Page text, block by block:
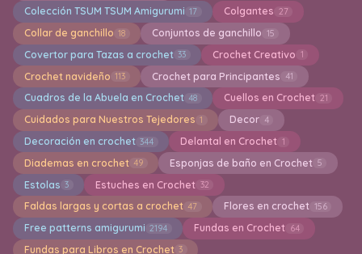
Colección TSUM TSUM Amigurumi 17 Colgantes 27
Collar de ganchillo 18 Conjuntos de ganchillo 15
Covertor para Tazas a crochet 33 Crochet Creativo 1
Crochet navideño 113 Crochet para Principantes 41
Cuadros de la Abuela en Crochet 48 Cuellos en Crochet 21
Cuidados para Nuestros Tejedores 1 Decor 4
Decoración en crochet 344 Delantal en Crochet 1
Diademas en crochet 49 Esponjas de baño en Crochet 5
Estolas 3 Estuches en Crochet 32
Faldas largas y cortas a crochet 47 Flores en crochet 156
Free patterns amigurumi 2194 Fundas en Crochet 64
Fundas para Libros en Crochet 3